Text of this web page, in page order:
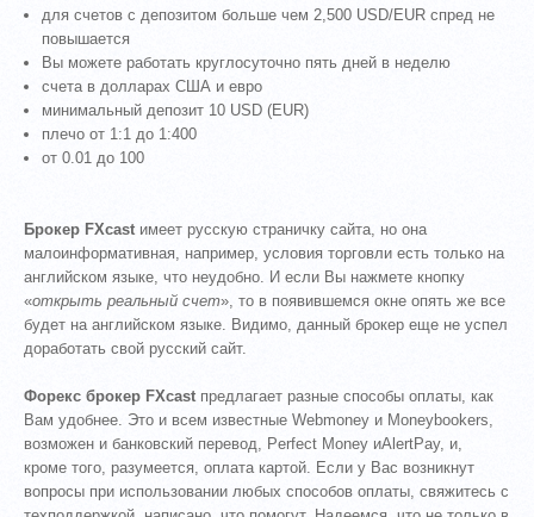
для счетов с депозитом больше чем 2,500 USD/EUR спред не
повышается
Вы можете работать круглосуточно пять дней в неделю
счета в долларах США и евро
минимальный депозит 10 USD (EUR)
плечо от 1:1 до 1:400
от 0.01 до 100
Брокер FXcast имеет русскую страничку сайта, но она
малоинформативная, например, условия торговли есть только на
английском языке, что неудобно. И если Вы нажмете кнопку
«открыть реальный счет», то в появившемся окне опять же все
будет на английском языке. Видимо, данный брокер еще не успел
доработать свой русский сайт.
Форекс брокер FXcastпредлагает разные способы оплаты, как
Вам удобнее. Это и всем известные Webmoney и Moneybookers,
возможен и банковский перевод, Perfect Money иAlertPay, и,
кроме того, разумеется, оплата картой. Если у Вас возникнут
вопросы при использовании любых способов оплаты, свяжитесь с